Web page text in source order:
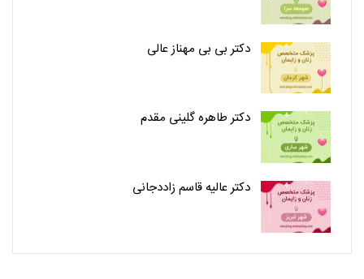
دکتر بی بی مهناز عالی
دکتر طاهره گلینی مقدم
دکتر عالیه قاسم زاددجانی